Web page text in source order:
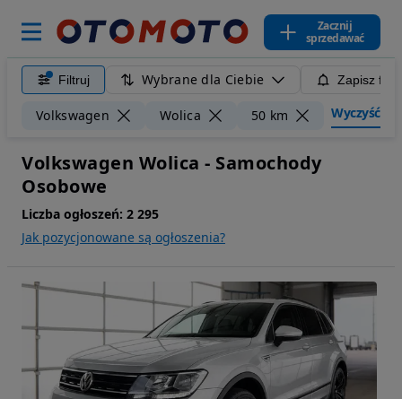
Zacznij
sprzedawać
Filtruj Wybrane dla Ciebie Zapisz
Volkswagen Wolica 50 km Wyczyść
Volkswagen Wolica - Samochody
Osobowe
Liczba ogłoszeń: 2 295
Jak pozycjonowane są ogłoszenia?